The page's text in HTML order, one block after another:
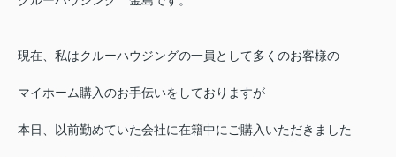
現在、私はクルーハウジングの一員として多くのお客様の
マイホーム購入のお手伝いをしておりますが
本日、以前勤めていた会社に在籍中にご購入いただきました